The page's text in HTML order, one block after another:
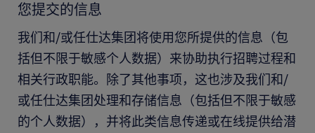
您提交的信息
我们和/或任仕达集团将使用您所提供的信息（包
括但不限于敏感个人数据）来协助执行招聘过程和
相关行政职能。除了其他事项，这也涉及我们和/
或任仕达集团处理和存储信息（包括但不限于敏感
的个人数据），并将此类信息传递或在线提供给潜